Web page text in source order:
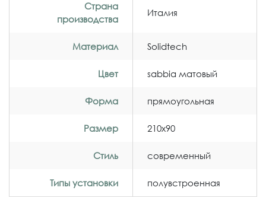
Страна
производства
Италия
Материал Solidtech
Цвет sabbia матовый
Форма прямоугольная
Размер 210x90
Стиль современный
Типы установки полувстроенная